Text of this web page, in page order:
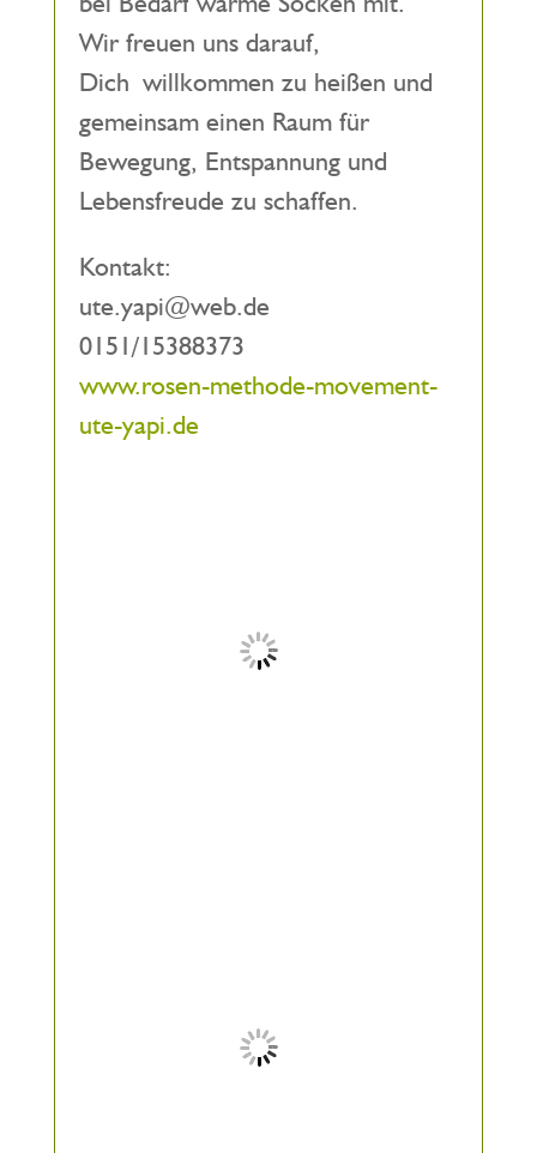
Wir freuen uns darauf,
Dich willkommen zu heißen und
gemeinsam einen Raum für
Bewegung, Entspannung und
Lebensfreude zu schaffen.
Kontakt:
ute.yapi@web.de
0151/15388373
www.rosen-methode-movement-
ute-yapi.de